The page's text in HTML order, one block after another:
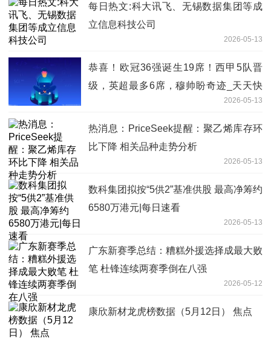
每日热文:科大讯飞、无锡数据集团等成
立信息科技公司
2026-05-13
恭喜！欧冠36强诞生19席！西甲5队晋
级，英超最多6席，穆帅盼奇迹_天天快
2026-05-13
热消息：PriceSeek提醒：聚乙烯库存环
比下降 相关品种走势分析
2026-05-13
数科集团拟按“5供2”基准供股 最高净筹约
6580万港元|每日速看
2026-05-13
广东新赛季总结：糟糕外援选择成最大败
笔 杜锋连续两赛季倒在八强
2026-05-12
康欣新材龙虎榜数据（5月12日） 焦点